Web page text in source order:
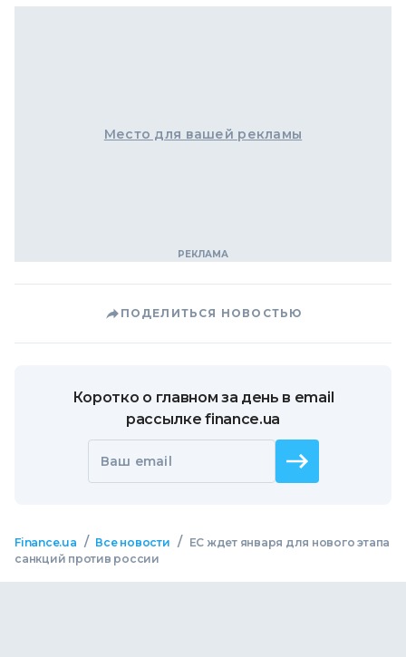
Место для вашей рекламы
ПОДЕЛИТЬСЯ НОВОСТЬЮ
Коротко о главном за день в email
рассылке finance.ua
Ваш email
Finance.ua / Все новости /
ЕС ждет января для нового этапа
санкций против россии